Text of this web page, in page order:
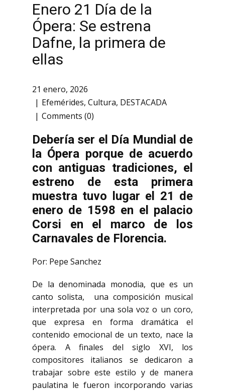
Enero 21 Día de la
Ópera: Se estrena
Dafne, la primera de
ellas
21 enero, 2026
Efemérides, Cultura, DESTACADA
Comments (0)
Debería ser el Día Mundial de
la Ópera porque de acuerdo
con antiguas tradiciones, el
estreno de esta primera
muestra tuvo lugar el 21 de
enero de 1598 en el palacio
Corsi en el marco de los
Carnavales de Florencia.
Por: Pepe Sanchez
De la denominada monodia, que es un
canto solista, una composición musical
interpretada por una sola voz o un coro,
que expresa en forma dramática el
contenido emocional de un texto, nace la
ópera. A finales del siglo XVI, los
compositores italianos se dedicaron a
trabajar sobre este estilo y de manera
paulatina le fueron incorporando varias